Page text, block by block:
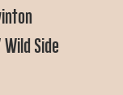
Side